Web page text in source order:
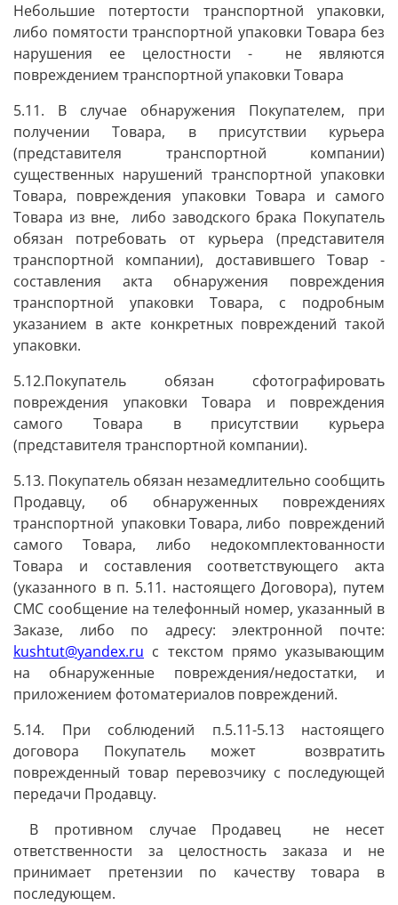
Небольшие потертости транспортной упаковки,
либо помятости транспортной упаковки Товара без
нарушения ее целостности - не являются
повреждением транспортной упаковки Товара
5.11. В случае обнаружения Покупателем, при
получении Товара, в присутствии курьера
(представителя транспортной компании)
существенных нарушений транспортной упаковки
Товара, повреждения упаковки Товара и самого
Товара из вне, либо заводского брака Покупатель
обязан потребовать от курьера (представителя
транспортной компании), доставившего Товар -
составления акта обнаружения повреждения
транспортной упаковки Товара, с подробным
указанием в акте конкретных повреждений такой
упаковки.
5.12.Покупатель обязан сфотографировать
повреждения упаковки Товара и повреждения
самого Товара в присутствии курьера
(представителя транспортной компании).
5.13. Покупатель обязан незамедлительно сообщить
Продавцу, об обнаруженных повреждениях
транспортной упаковки Товара, либо повреждений
самого Товара, либо недокомплектованности
Товара и составления соответствующего акта
(указанного в п. 5.11. настоящего Договора), путем
СМС сообщение на телефонный номер, указанный в
Заказе, либо по адресу: электронной почте:
kushtut@yandex.ru с текстом прямо указывающим
на обнаруженные повреждения/недостатки, и
приложением фотоматериалов повреждений.
5.14. При соблюдений п.5.11-5.13 настоящего
договора Покупатель может возвратить
поврежденный товар перевозчику с последующей
передачи Продавцу.
В противном случае Продавец не несет
ответственности за целостность заказа и не
принимает претензии по качеству товара в
последующем.